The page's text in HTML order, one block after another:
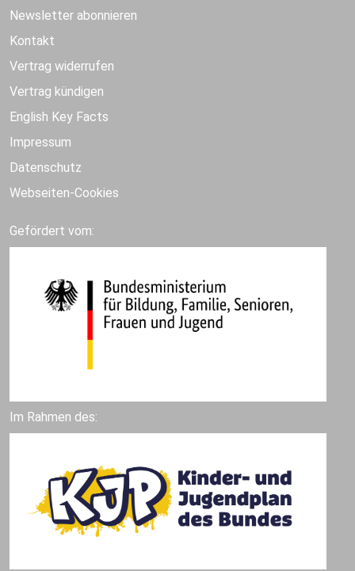
Newsletter abonnieren
Kontakt
Vertrag widerrufen
Vertrag kündigen
English Key Facts
Impressum
Datenschutz
Webseiten-Cookies
Gefördert vom:
Im Rahmen des: